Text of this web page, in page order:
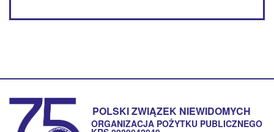
POLSKI ZWIĄZEK NIEWIDOMYCH
ORGANIZACJA POŻYTKU PUBLICZNEGO